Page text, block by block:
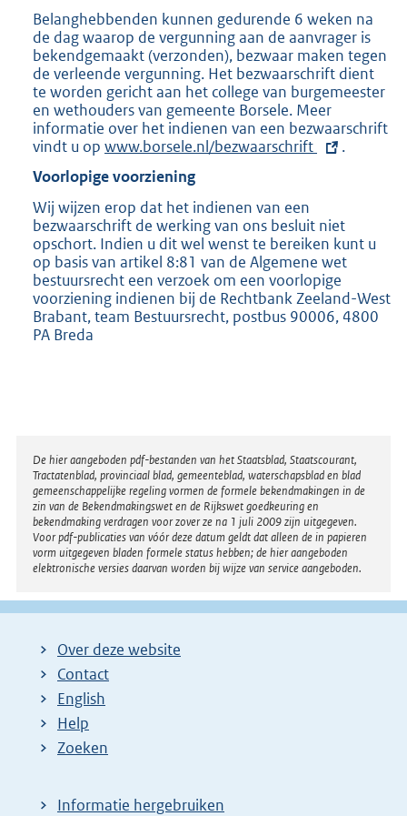
Belanghebbenden kunnen gedurende 6 weken na
de dag waarop de vergunning aan de aanvrager is
bekendgemaakt (verzonden), bezwaar maken tegen
de verleende vergunning. Het bezwaarschrift dient
te worden gericht aan het college van burgemeester
en wethouders van gemeente Borsele. Meer
informatie over het indienen van een bezwaarschrift
vindt u op E
t
e
r
n
e
l
i
n
k
www.borsele.nl/bezwaarschrift
.
Voorlopige voorziening
Wij wijzen erop dat het indienen van een
bezwaarschrift de werking van ons besluit niet
opschort. Indien u dit wel wenst te bereiken kunt u
op basis van artikel 8:81 van de Algemene wet
bestuursrecht een verzoek om een voorlopige
voorziening indienen bij de Rechtbank Zeeland-West
Brabant, team Bestuursrecht, postbus 90006, 4800
PA Breda
Disclaimer
De hier aangeboden pdf-bestanden van het Staatsblad, Staatscourant,
Tractatenblad, provinciaal blad, gemeenteblad, waterschapsblad en blad
gemeenschappelijke regeling vormen de formele bekendmakingen in de
zin van de Bekendmakingswet en de Rijkswet goedkeuring en
bekendmaking verdragen voor zover ze na 1 juli 2009 zijn uitgegeven.
Voor pdf-publicaties van vóór deze datum geldt dat alleen de in papieren
vorm uitgegeven bladen formele status hebben; de hier aangeboden
elektronische versies daarvan worden bij wijze van service aangeboden.
Over deze website
Contact
English
Help
Zoeken
Informatie hergebruiken